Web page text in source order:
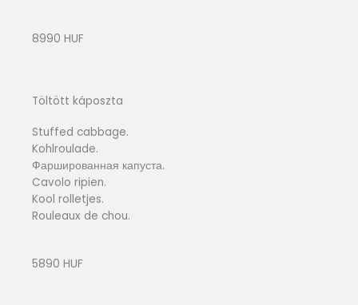
8990 HUF
Töltött káposzta
Stuffed cabbage.
Kohlroulade.
Фаршированная капуста.
Cavolo ripien.
Kool rolletjes.
Rouleaux de chou.
5890 HUF